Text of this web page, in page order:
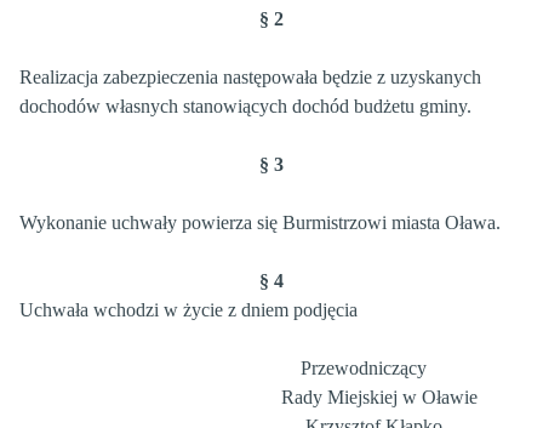
§ 2
Realizacja zabezpieczenia następowała będzie z uzyskanych
dochodów własnych stanowiących dochód budżetu gminy.
§ 3
Wykonanie uchwały powierza się Burmistrzowi miasta Oława.
§ 4
Uchwała wchodzi w życie z dniem podjęcia
Przewodniczący
Rady Miejskiej w Oławie